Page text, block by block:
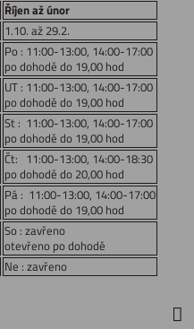
Říjen až únor
1.10. až 29.2.
Po : 11:00-13:00, 14:00-17:00
po dohodě do 19,00 hod
UT : 11:00-13:00, 14:00-17:00
po dohodě do 19,00 hod
St : 11:00-13:00, 14:00-17:00
po dohodě do 19,00 hod
Čt: 11:00-13:00, 14:00-18:30
po dohodě do 20,00 hod
Pá : 11:00-13:00, 14:00-17:00
po dohodě do 19,00 hod
So : zavřeno
otevřeno po dohodě
Ne : zavřeno